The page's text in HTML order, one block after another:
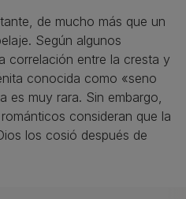
de mucho más que un
Según algunos
correlación entre la cresta y
conocida como «seno
es muy rara. Sin embargo,
consideran que la
los cosió después de